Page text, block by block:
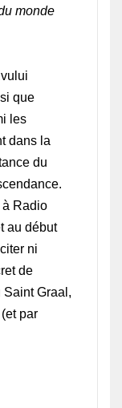
monde
que
les
dans la
du
à Radio
au début
ni
de
Saint Graal,
par